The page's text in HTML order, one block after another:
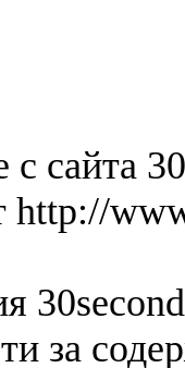
с сайта
http://
за